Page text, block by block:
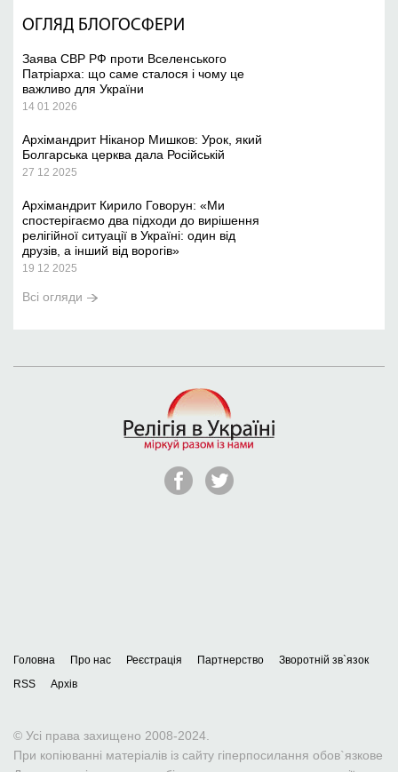
ОГЛЯД БЛОГОСФЕРИ
Заява СВР РФ проти Вселенського
Патріарха: що саме сталося і чому це
важливо для України
14 01 2026
Архімандрит Ніканор Мишков: Урок, який
Болгарська церква дала Російській
27 12 2025
Архімандрит Кирило Говорун: «Ми
спостерігаємо два підходи до вирішення
релігійної ситуації в Україні: один від
друзів, а інший від ворогів»
19 12 2025
Всі огляди
Головна Про нас Реєстрація Партнерство
Зворотній зв`язок
RSS
Архів
© Усі права захищено 2008-2024.
При копіюванні матеріалів із сайту гіперпосилання обов`язкове